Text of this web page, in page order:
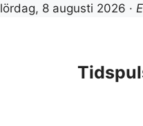
lördag, 8 augusti 2026 ·